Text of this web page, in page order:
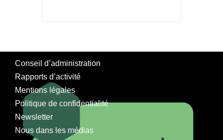
Conseil d’administration
Rapports d’activité
Mentions légales
Politique de confidentialité
Newsletter
Nous dans les médias